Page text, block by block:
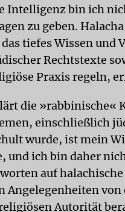
Intelligenz bin ich
zu geben.
tiefes Wissen und
Rechtstexte
Praxis regeln,
die »rabbinische«
einschließlich
wurde, ist mein
und ich bin daher
auf
Angelegenheiten
Autorität